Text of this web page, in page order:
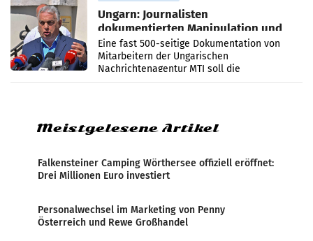
Ungarn: Journalisten
dokumentierten Manipulation und
Zensur
Eine fast 500-seitige Dokumentation von
Mitarbeitern der Ungarischen
Nachrichtenagentur MTI soll die
systematische Nachrichten-Manipulation und
Meistgelesene Artikel
Falkensteiner Camping Wörthersee offiziell eröffnet:
Drei Millionen Euro investiert
Personalwechsel im Marketing von Penny
Österreich und Rewe Großhandel